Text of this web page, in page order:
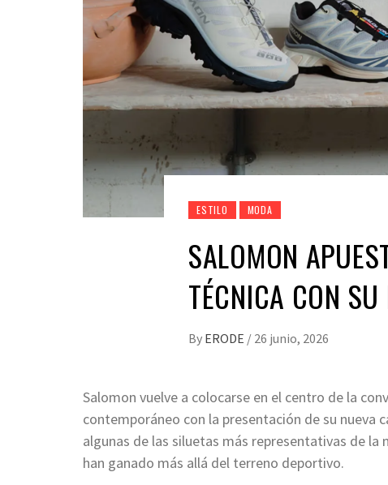
ESTILO MODA
SALOMON
TÉCNICA CON
By ERODE / 26 junio, 2026
Salomon vuelve a colocarse en el centro de la
contemporáneo con la presentación de su nueva
algunas de las siluetas más representativas de
han ganado más allá del terreno deportivo.